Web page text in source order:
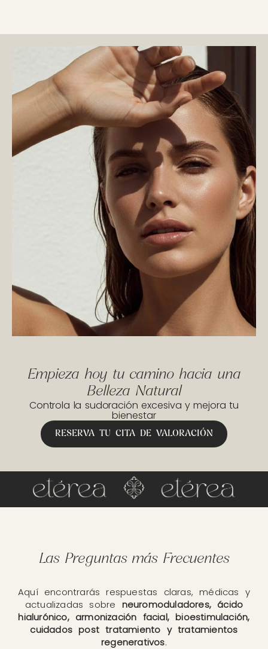
Empieza hoy tu camino hacia una
Belleza Natural
Controla la sudoración excesiva y mejora tu
bienestar
RESERVA TU CITA DE VALORACIÓN
Las Preguntas más Frecuentes
Aquí encontrarás respuestas claras, médicas y
actualizadas sobre neuromoduladores, ácido
hialurónico, armonización facial, bioestimulación,
cuidados post tratamiento y tratamientos
regenerativos.